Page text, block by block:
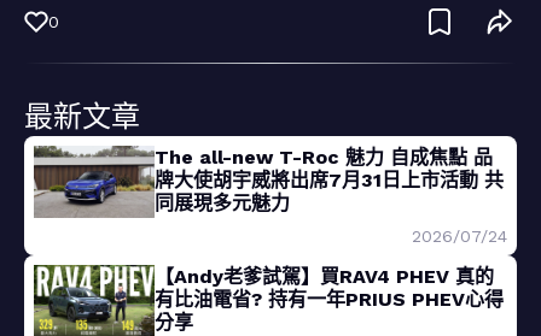
0
最新文章
The all-new T-Roc 魅力 自成焦點 品
牌大使胡宇威將出席7月31日上市活動 共
同展現多元魅力
2026/07/24
【Andy老爹試駕】買RAV4 PHEV 真的
有比油電省? 持有一年PRIUS PHEV心得
分享